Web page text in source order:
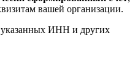
вашей организации.
указанных ИНН и других